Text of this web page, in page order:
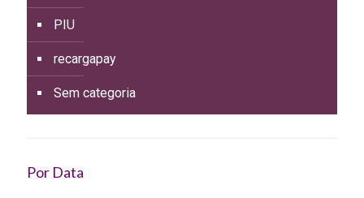
PIU
recargapay
Sem categoria
Por Data